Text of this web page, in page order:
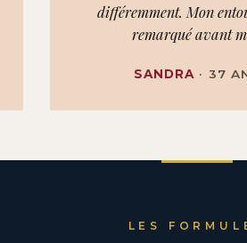
différemment. Mon
remarqué avant
SANDRA · 37
LES